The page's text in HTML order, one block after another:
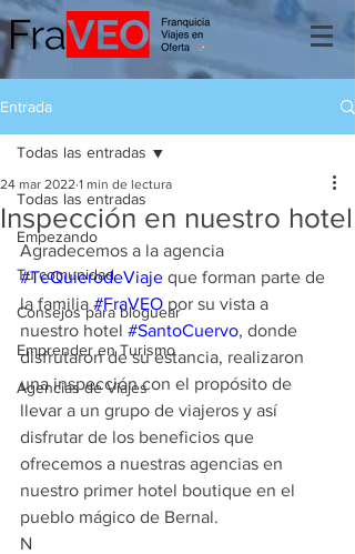
Entrada
Todas las entradas
Empezando
Tu comunidad
Consejos para bloguear
Emprender en Turismo
Agencias de Viajes
Todas las entradas
Inspección en nuestro hotel
24 mar 2022 1 min de lectura
Agradecemos a la agencia
#TeQuierodeViaje que forman parte de
la familia #FraVEO por su vista a
nuestro hotel #SantoCuervo, donde
disfrutaron de su estancia, realizaron
una inspección con el propósito de
llevar a un grupo de viajeros y así
disfrutar de los beneficios que
ofrecemos a nuestras agencias en
nuestro primer hotel boutique en el
pueblo mágico de Bernal.
N